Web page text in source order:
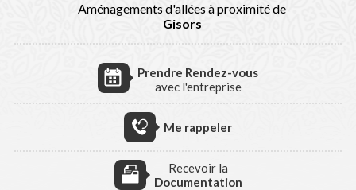
Aménagements d'allées à proximité de
Gisors
Prendre Rendez-vous
avec l'entreprise
Me rappeler
Recevoir la
Documentation